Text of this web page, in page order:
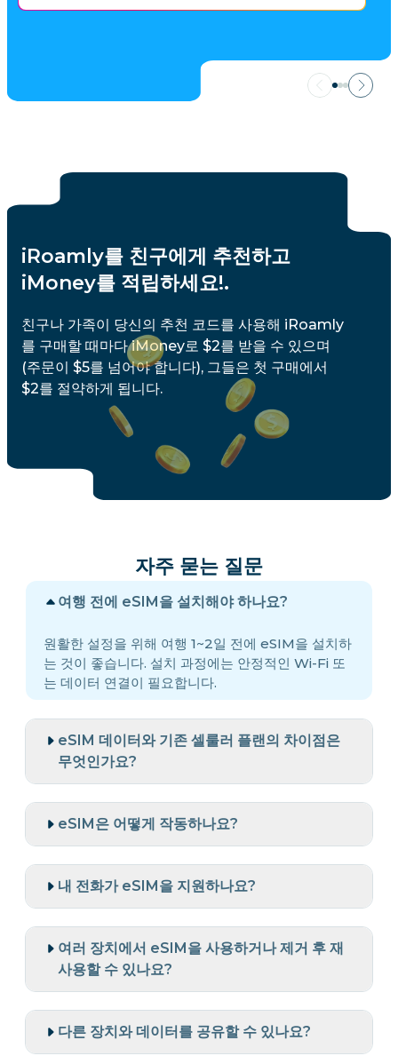
iRoamly를 친구에게 추천하고
iMoney를 적립하세요!.
친구나 가족이 당신의 추천 코드를 사용해 iRoamly
를 구매할 때마다 iMoney로 $2를 받을 수 있으며
(주문이 $5를 넘어야 합니다), 그들은 첫 구매에서
$2를 절약하게 됩니다.
자주 묻는 질문
여행 전에 eSIM을 설치해야 하나요?
원활한 설정을 위해 여행 1~2일 전에 eSIM을 설치하
는 것이 좋습니다. 설치 과정에는 안정적인 Wi-Fi 또
는 데이터 연결이 필요합니다.
eSIM 데이터와 기존 셀룰러 플랜의 차이점은
무엇인가요?
eSIM은 어떻게 작동하나요?
내 전화가 eSIM을 지원하나요?
여러 장치에서 eSIM을 사용하거나 제거 후 재
사용할 수 있나요?
다른 장치와 데이터를 공유할 수 있나요?